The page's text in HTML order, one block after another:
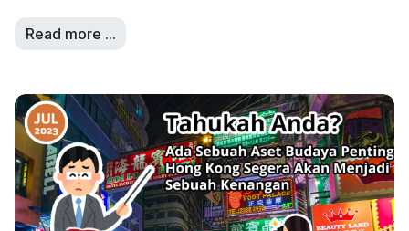
Read more ...